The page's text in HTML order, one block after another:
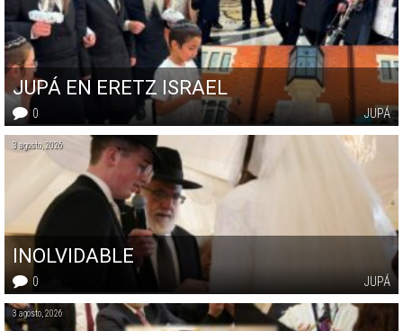
JUPÁ EN ERETZ ISRAEL
JUPÁ
0
3 agosto, 2026
INOLVIDABLE
JUPÁ
0
3 agosto, 2026